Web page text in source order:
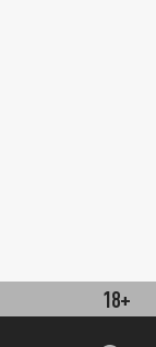
18+